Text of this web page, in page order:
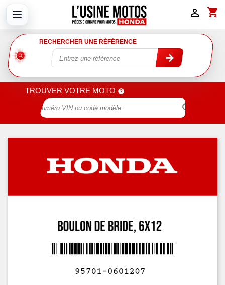
shopping_cart

RECHERCHER UNE RÉFÉRENCE
TROUVER VOTRE MOTO
